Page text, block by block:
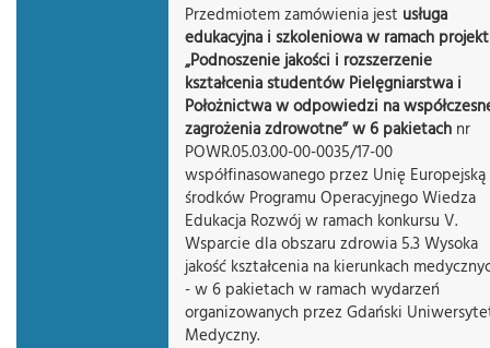
Przedmiotem zamówienia jest usługa
edukacyjna i szkoleniowa w ramach
„Podnoszenie jakości i rozszerzenie
kształcenia studentów Pielęgniarstwa i
Położnictwa w odpowiedzi na
zagrożenia zdrowotne” w 6 pakietach nr
POWR.05.03.00-00-0035/17-00
współfinasowanego przez Unię
środków Programu Operacyjnego Wiedza
Edukacja Rozwój w ramach konkursu V.
Wsparcie dla obszaru zdrowia 5.3 Wysoka
jakość kształcenia na kierunkach
- w 6 pakietach w ramach wydarzeń
organizowanych przez Gdański
Medyczny.